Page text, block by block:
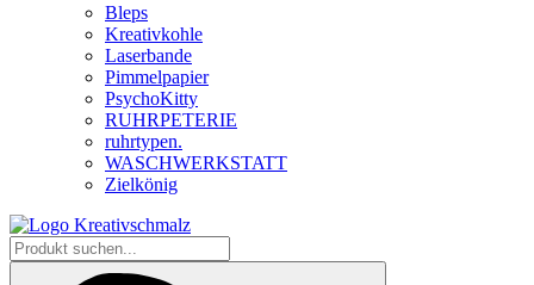
Bleps
Kreativkohle
Laserbande
Pimmelpapier
PsychoKitty
RUHRPETERIE
ruhrtypen.
WASCHWERKSTATT
Zielkönig
Produkt
suchen...